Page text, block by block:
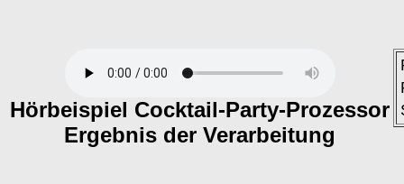
Hörbeispiel Cocktail-Party-Prozessor
Ergebnis der Verarbeitung